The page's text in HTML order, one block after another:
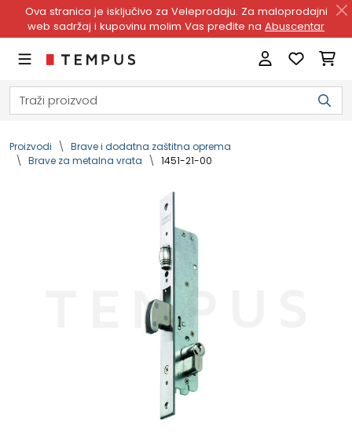
Ova stranica je isključivo za Veleprodaju. Za maloprodajni
web sadržaj i kupovinu molim Vas pređite na Abuscentar
Proizvodi
Brave i dodatna zaštitna oprema
Brave za metalna vrata
1451-21-00